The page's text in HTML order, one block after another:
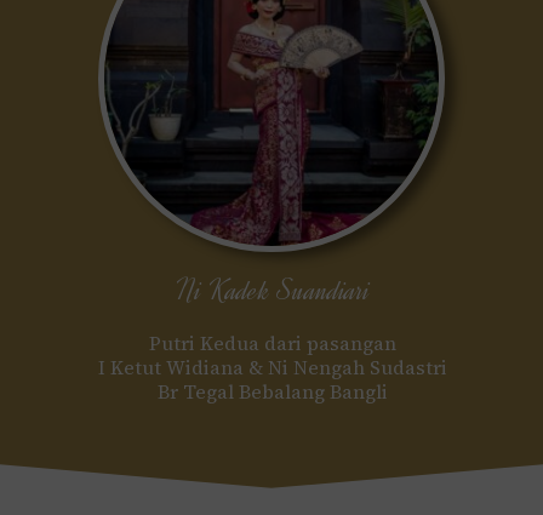
Ni Kadek Suandiari
Putri Kedua dari pasangan
I Ketut Widiana & Ni Nengah Sudastri
Br Tegal Bebalang Bangli